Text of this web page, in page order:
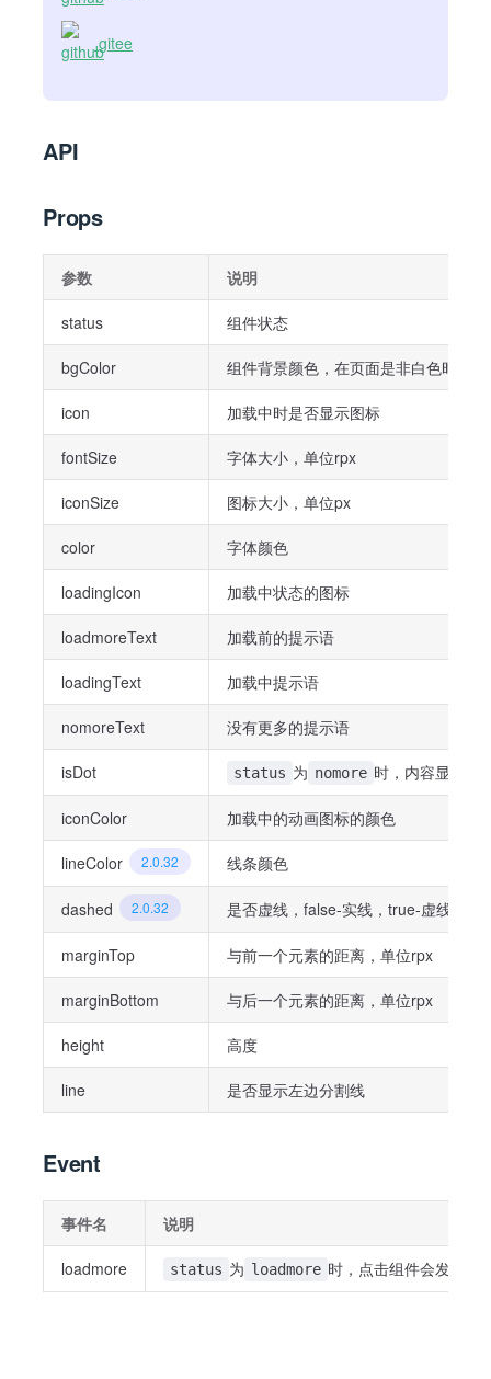
gitee
API
Props
参数 说明
status 组件状态
bgColor 组件背景颜色，在页面是非白色时会
icon 加载中时是否显示图标
fontSize 字体大小，单位rpx
iconSize 图标大小，单位px
color 字体颜色
loadingIcon 加载中状态的图标
loadmoreText 加载前的提示语
loadingText 加载中提示语
nomoreText 没有更多的提示语
isDot status 为 nomore 时，内容显示为
iconColor 加载中的动画图标的颜色
lineColor 2.0.32 线条颜色
dashed 2.0.32 是否虚线，false-实线，true-虚线
marginTop 与前一个元素的距离，单位rpx
marginBottom 与后一个元素的距离，单位rpx
height 高度
line 是否显示左边分割线
Event
事件名 说明
loadmore status 为 loadmore 时，点击组件会发出此